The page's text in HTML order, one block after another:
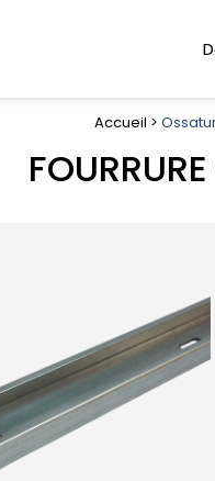
Accueil >